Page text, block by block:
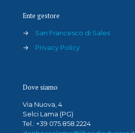
Ente gestore
→
San Francesco di Sales
→
Privacy Policy
Dove siamo
Via Nuova, 4
Selci Lama (PG)
Tel.: +39 075.858.2224